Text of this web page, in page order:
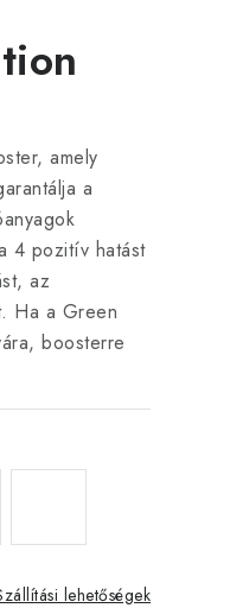
amely
a
4 pozitív hatást
az
Ha a Green
boosterre
lehetőségek